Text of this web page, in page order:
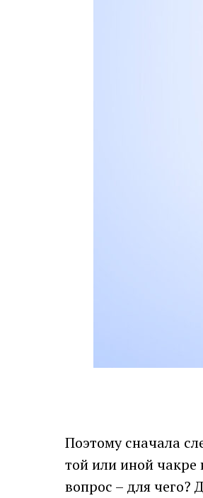
Поэтому сначала
той или иной чакре
вопрос – для чего?